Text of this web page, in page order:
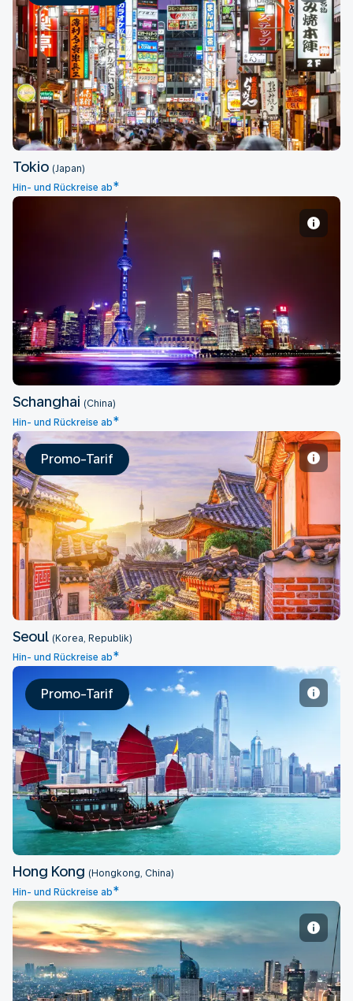
Tokio
Tokio (Japan)
Hin- und Rückreise ab*
Schanghai
Schanghai (China)
Hin- und Rückreise ab*
Seoul
Promo-Tarif
Seoul (Korea, Republik)
Hin- und Rückreise ab*
Hong Kong
Promo-Tarif
Hong Kong (Hongkong, China)
Hin- und Rückreise ab*
Jakarta